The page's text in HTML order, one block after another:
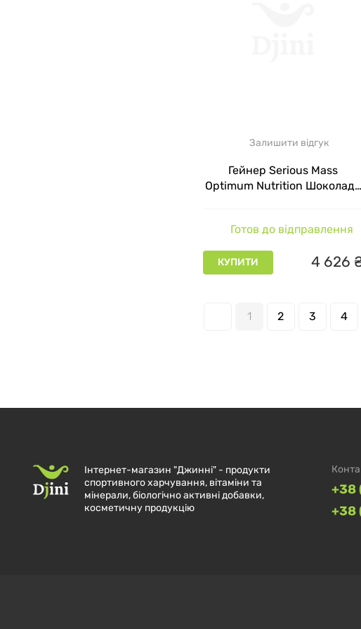
Залишити відгук
Гейнер Serious Mass
Optimum Nutrition Шоколад-
Готов до відправлення
КУПИТИ 4 626
1 2 3 4
Інтернет-магазин "Джинні" - продукти
спортивного харчування, вітаміни та
мінерали, біологічно активні добавки,
косметичну продукцію
+38
+38